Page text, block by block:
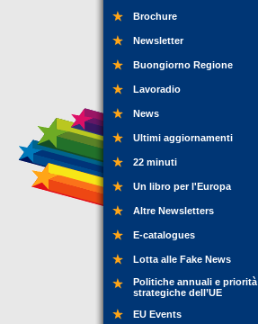
Brochure
Newsletter
Buongiorno Regione
Lavoradio
News
Ultimi aggiornamenti
22 minuti
Un libro per l'Europa
Altre Newsletters
E-catalogues
Lotta alle Fake News
Politiche annuali e priorità
strategiche dell’UE
EU Events